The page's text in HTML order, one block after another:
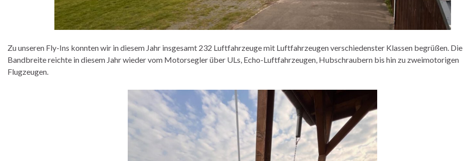
Zu unseren Fly-Ins konnten wir in diesem Jahr insgesamt 232 Luftfahrzeuge mit Luftfahrzeugen verschiedenster Klassen begrüßen. Die
Bandbreite reichte in diesem Jahr wieder vom Motorsegler über ULs, Echo-Luftfahrzeugen, Hubschraubern bis hin zu zweimotorigen
Flugzeugen.